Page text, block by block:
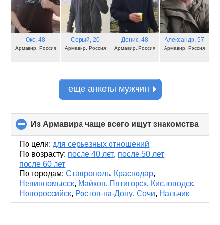
Окс, 48
Армавир, Россия
Серый, 20
Армавир, Россия
Денис, 48
Армавир, Россия
Александр, 57
Армавир, Россия
еще анкеты мужчин
Из Армавира чаще всего ищут знакомства
to
По цели: для серьезных отношений
По возрасту: после 40 лет, после 50 лет,
после 60 лет
По городам: Ставрополь, Краснодар,
Невинномысск, Майкоп, Пятигорск, Кисловодск,
Новороссийск, Ростов-на-Дону,Сочи, Нальчик